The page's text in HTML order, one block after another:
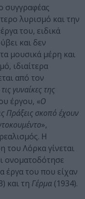
συγγραφέας
λυρισμό και την
του, ειδικά
και δεν
μουσικά μέρη και
ιδιαίτερα
από τον
γυναίκες της
έργου, «Ο
Πράξεις σκοπό έχουν
»,
Η
του Λόρκα γίνεται
ονοματοδότησε
έργα του που είχαν
και τη Γέρμα (1934).